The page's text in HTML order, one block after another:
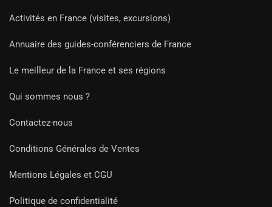
Activités en France (visites, excursions)
Annuaire des guides-conférenciers de France
Le meilleur de la France et ses régions
Qui sommes nous ?
Contactez-nous
Conditions Générales de Ventes
Mentions Légales et CGU
Politique de confidentialité